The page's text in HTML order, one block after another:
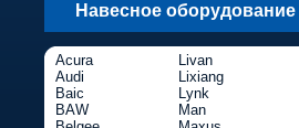
Навесное оборудование
Acura
Audi
Baic
BAW
Livan
Lixiang
Lynk
Man